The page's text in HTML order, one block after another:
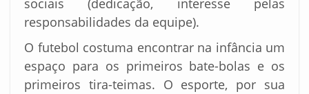
sociais (dedicação, interesse pelas
responsabilidades da equipe).
O futebol costuma encontrar na infância um
espaço para os primeiros bate-bolas e os
primeiros tira-teimas. O esporte, por sua